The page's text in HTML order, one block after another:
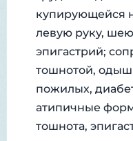
купирующейся
левую руку,
эпигастрий;
тошнотой,
пожилых,
атипичные
тошнота,